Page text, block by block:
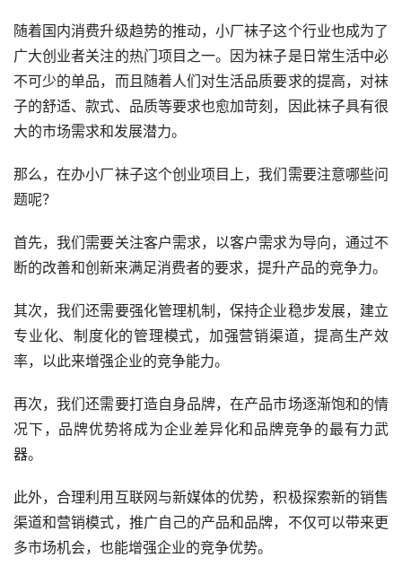
随着国内消费升级趋势的推动，小厂袜子这个行业也成为了
广大创业者关注的热门项目之一。因为袜子是日常生活中必
不可少的单品，而且随着人们对生活品质要求的提高，对袜
子的舒适、款式、品质等要求也愈加苛刻，因此袜子具有很
大的市场需求和发展潜力。
那么，在办小厂袜子这个创业项目上，我们需要注意哪些问
题呢？
首先，我们需要关注客户需求，以客户需求为导向，通过不
断的改善和创新来满足消费者的要求，提升产品的竞争力。
其次，我们还需要强化管理机制，保持企业稳步发展，建立
专业化、制度化的管理模式，加强营销渠道，提高生产效
率，以此来增强企业的竞争能力。
再次，我们还需要打造自身品牌，在产品市场逐渐饱和的情
况下，品牌优势将成为企业差异化和品牌竞争的最有力武
器。
此外，合理利用互联网与新媒体的优势，积极探索新的销售
渠道和营销模式，推广自己的产品和品牌，不仅可以带来更
多市场机会，也能增强企业的竞争优势。